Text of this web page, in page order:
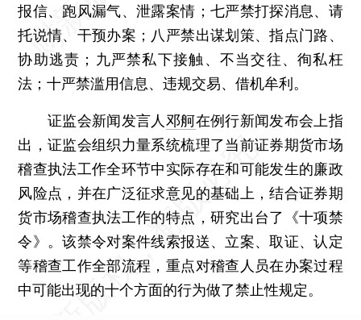
报信、跑风漏气、泄露案情；七严禁打探消息、请
托说情、干预办案；八严禁出谋划策、指点门路、
协助逃责；九严禁私下接触、不当交往、徇私枉
法；十严禁滥用信息、违规交易、借机牟利。
证监会新闻发言人 邓舸在例行新闻发布会上指
出，证监会组织力量系统梳理了当前证券期货市场
稽查执法工作全环节中实际存在和可能发生的廉政
风险点，并在广泛征求意见的基础上，结合证券期
货市场稽查执法工作的特点，研究出台了《十项禁
令》。该禁令对案件线索报送、立案、取证、认定
等稽查工作全部流程，重点对稽查人员在办案过程
中可能出现的十个方面的行为做了禁止性规定。